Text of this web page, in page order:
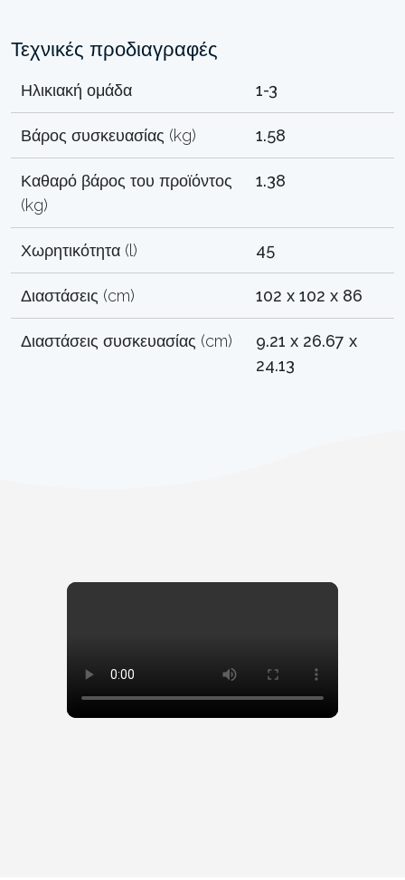
Τεχνικές προδιαγραφές
Ηλικιακή ομάδα 1-3
Βάρος συσκευασίας (kg) 1.58
Καθαρό βάρος του προϊόντος
(kg)
1.38
Χωρητικότητα (l) 45
Διαστάσεις (cm) 102 x 102 x 86
Διαστάσεις συσκευασίας (cm)
9.21 x 26.67 x
24.13